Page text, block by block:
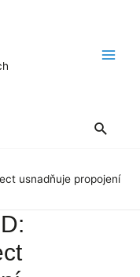
Hledat
usnadňuje propojení